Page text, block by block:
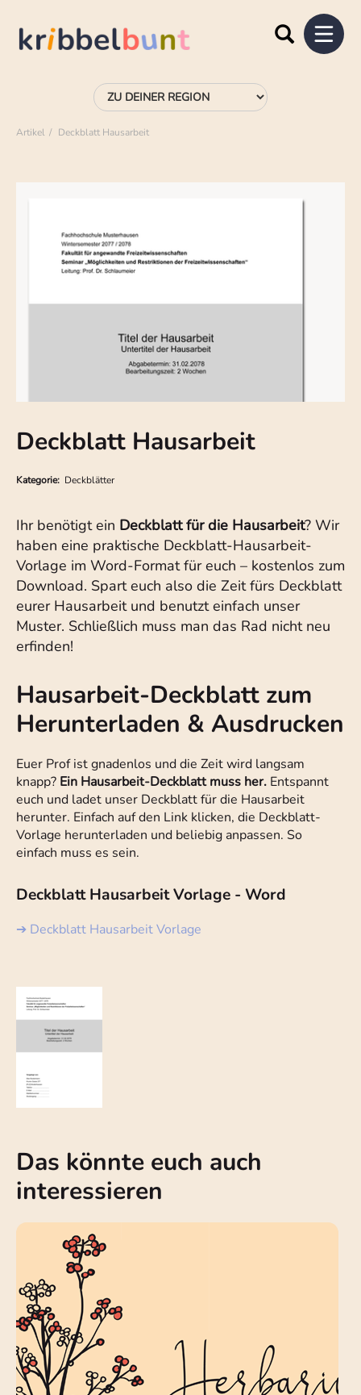
Artikel Deckblatt Hausarbeit
Deckblatt Hausarbeit
Kategorie: Deckblätter
Ihr benötigt ein Deckblatt für die Hausarbeit? Wir
haben eine praktische Deckblatt-Hausarbeit-
Vorlage im Word-Format für euch – kostenlos zum
Download. Spart euch also die Zeit fürs Deckblatt
eurer Hausarbeit und benutzt einfach unser
Muster. Schließlich muss man das Rad nicht neu
erfinden!
Hausarbeit-Deckblatt zum
Herunterladen & Ausdrucken
Euer Prof ist gnadenlos und die Zeit wird langsam
knapp? Ein Hausarbeit-Deckblatt muss her. Entspannt
euch und ladet unser Deckblatt für die Hausarbeit
herunter. Einfach auf den Link klicken, die Deckblatt-
Vorlage herunterladen und beliebig anpassen. So
einfach muss es sein.
Deckblatt Hausarbeit Vorlage - Word
➔ Deckblatt Hausarbeit Vorlage
Das könnte euch auch
interessieren